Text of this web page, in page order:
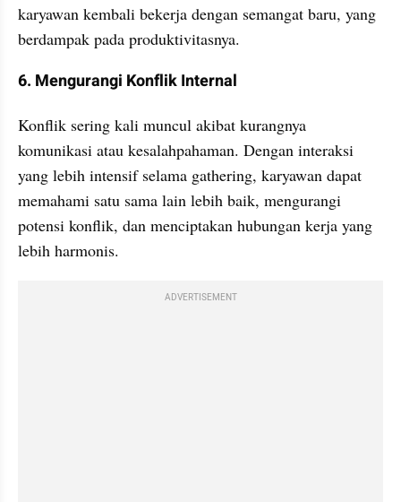
karyawan kembali bekerja dengan semangat baru, yang
berdampak pada produktivitasnya.
6. Mengurangi Konflik Internal
Konflik sering kali muncul akibat kurangnya
komunikasi atau kesalahpahaman. Dengan interaksi
yang lebih intensif selama gathering, karyawan dapat
memahami satu sama lain lebih baik, mengurangi
potensi konflik, dan menciptakan hubungan kerja yang
lebih harmonis.
ADVERTISEMENT